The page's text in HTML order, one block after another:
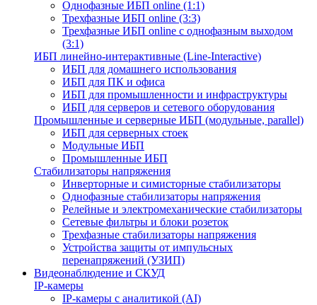
Однофазные ИБП online (1:1)
Трехфазные ИБП online (3:3)
Трехфазные ИБП online с однофазным выходом
(3:1)
ИБП линейно-интерактивные (Line-Interactive)
ИБП для домашнего использования
ИБП для ПК и офиса
ИБП для промышленности и инфраструктуры
ИБП для серверов и сетевого оборудования
Промышленные и серверные ИБП (модульные, parallel)
ИБП для серверных стоек
Модульные ИБП
Промышленные ИБП
Стабилизаторы напряжения
Инверторные и симисторные стабилизаторы
Однофазные стабилизаторы напряжения
Релейные и электромеханические стабилизаторы
Сетевые фильтры и блоки розеток
Трехфазные стабилизаторы напряжения
Устройства защиты от импульсных
перенапряжений (УЗИП)
Видеонаблюдение и СКУД
IP-камеры
IP-камеры с аналитикой (AI)